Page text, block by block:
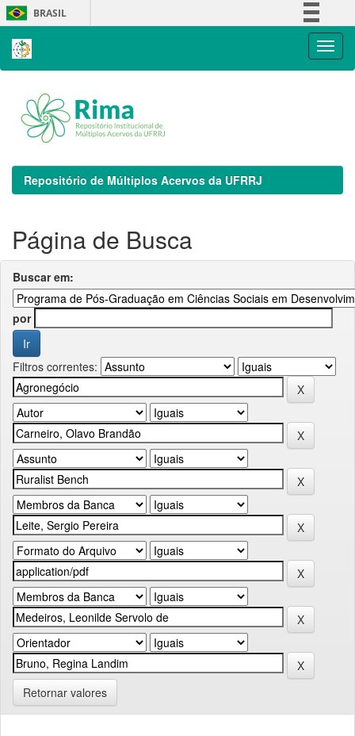
Skip
navigation
BRASIL
Repositório de Múltiplos Acervos da UFRRJ
Página de Busca
Buscar em:
por
Filtros correntes:
Retornar valores